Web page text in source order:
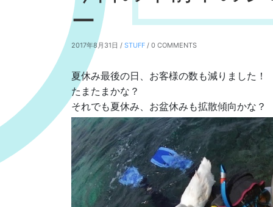
ー
2017年8月31日 / STUFF / 0 COMMENTS
夏休み最後の日、お客様の数も減りました！
たまたまかな？
それでも夏休み、お盆休みも拡散傾向かな？